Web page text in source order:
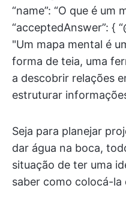
“name”: “O que é um
“acceptedAnswer”: {
"Um mapa mental é
forma de teia, uma
a descobrir relações
estruturar
Seja para planejar
dar água na boca,
situação de ter uma
saber como colocá-la